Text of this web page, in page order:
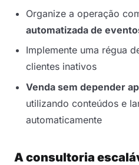
Organize a operação
automatizada de
Implemente uma régua
clientes inativos
Venda sem depender
utilizando conteúdos e
automaticamente
A consultoria